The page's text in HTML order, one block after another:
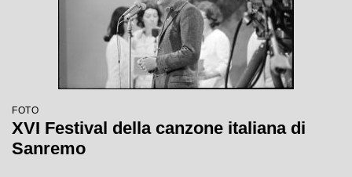
FOTO
XVI Festival della canzone italiana di
Sanremo